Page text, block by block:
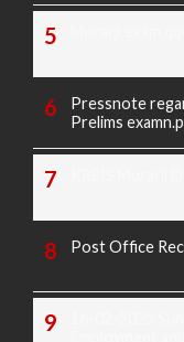
Pressnote
Prelims
Post Office